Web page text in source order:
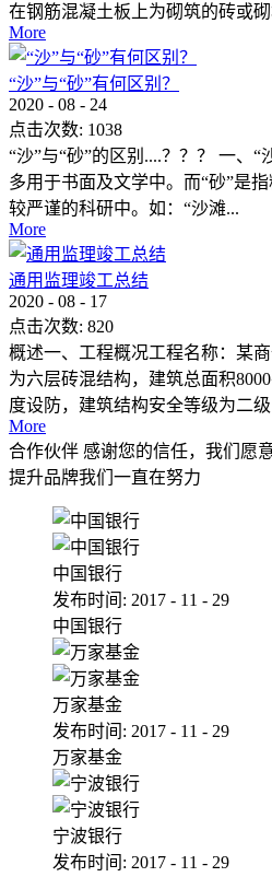
在钢筋混凝土板上为砌筑的砖或
More
“沙”与“砂”有何区别？
2020 - 08 - 24
点击次数: 1038
“沙”与“砂”的区别....？？？ 一、“
多用于书面及文学中。而“砂”是
较严谨的科研中。如：“沙滩...
More
通用监理竣工总结
2020 - 08 - 17
点击次数: 820
概述一、工程概况工程名称：某
为六层砖混结构，建筑总面积
度设防，建筑结构安全等级为二
More
合作伙伴 感谢您的信任，我们愿
提升品牌我们一直在努力
中国银行
发布时间: 2017 - 11 - 29
中国银行
万家基金
发布时间: 2017 - 11 - 29
万家基金
宁波银行
发布时间: 2017 - 11 - 29